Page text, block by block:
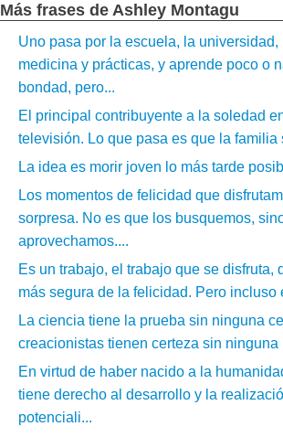
Más frases de Ashley Montagu
Uno pasa por la escuela, la
medicina y prácticas, y aprende poco o
bondad, pero...
El principal contribuyente a la soledad
televisión. Lo que pasa es que la familia
La idea es morir joven lo más tarde
Los momentos de felicidad que
sorpresa. No es que los busquemos,
aprovechamos....
Es un trabajo, el trabajo que se disfruta,
más segura de la felicidad. Pero incluso
La ciencia tiene la prueba sin ninguna
creacionistas tienen certeza sin ninguna
En virtud de haber nacido a la
tiene derecho al desarrollo y la
potenciali...